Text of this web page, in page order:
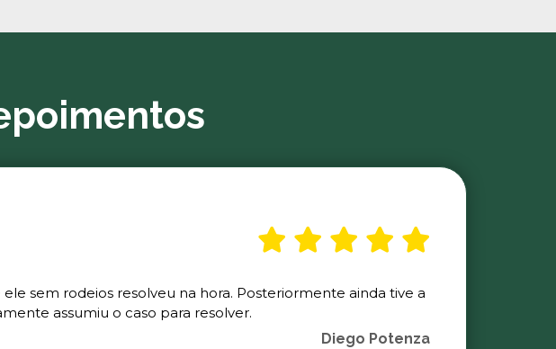
sem rodeios resolveu na hora. Posteriormente ainda tive a
assumiu o caso para resolver.
Diego Potenza